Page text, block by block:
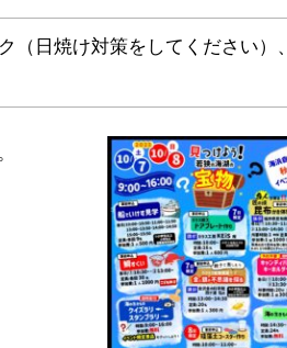
（日焼け対策をしてください）、